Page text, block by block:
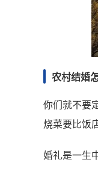
农村结婚
你们就不要
烧菜要比饭
婚礼是一生